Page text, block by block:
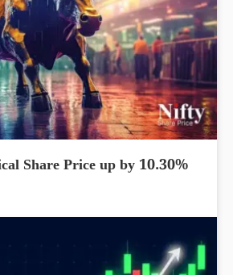
Share Price up by 10.30%